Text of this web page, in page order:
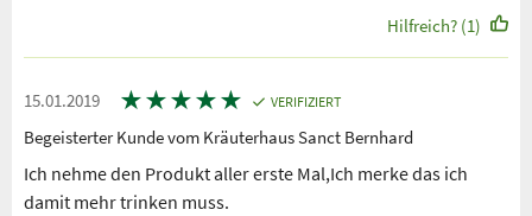
Hilfreich? (1)
15.01.2019 ★★★★★ VERIFIZIERT
Begeisterter Kunde vom Kräuterhaus Sanct Bernhard
Ich nehme den Produkt aller erste Mal,Ich merke das ich
damit mehr trinken muss.